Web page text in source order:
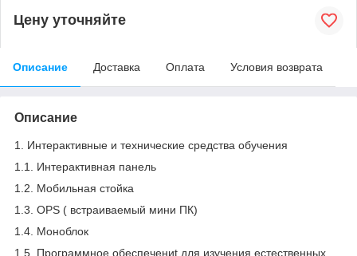
Цену уточняйте
Описание Доставка Оплата Условия возврата
Описание
1. Интерактивные и технические средства обучения
1.1. Интерактивная панель
1.2. Мобильная стойка
1.3. OPS ( встраиваемый мини ПК)
1.4. Моноблок
1.5. Программное обеспечениt для изучения естественных